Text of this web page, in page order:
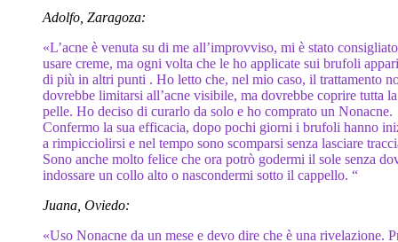
Adolfo, Zaragoza:
«L’acne è venuta su di me all’improvviso, mi è stato
usare creme, ma ogni volta che le ho applicate sui brufoli
di più in altri punti . Ho letto che, nel mio caso, il trattamento
dovrebbe limitarsi all’acne visibile, ma dovrebbe coprire tutta la
pelle. Ho deciso di curarlo da solo e ho comprato un Nonacne.
Confermo la sua efficacia, dopo pochi giorni i brufoli hanno
a rimpicciolirsi e nel tempo sono scomparsi senza lasciare
Sono anche molto felice che ora potrò godermi il sole senza
indossare un collo alto o nascondermi sotto il cappello. “
Juana, Oviedo:
«Uso Nonacne da un mese e devo dire che è una rivelazione.